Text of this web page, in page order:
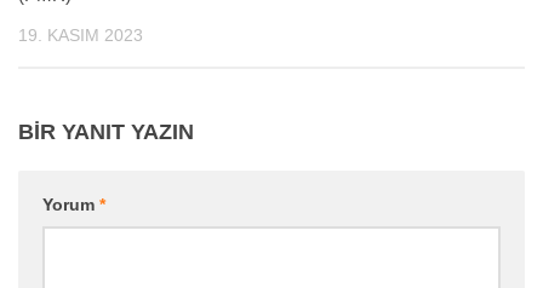
19. KASIM 2023
BIR YANIT YAZIN
Yorum *